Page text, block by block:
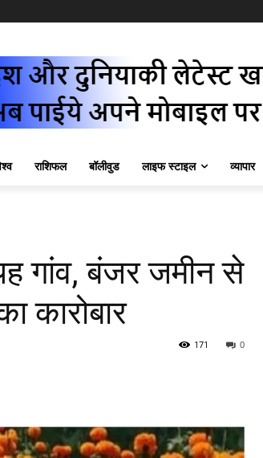
राशिफल बॉलीवुड लाइफ स्टाइल व्यापार
गांव, बंजर जमीन से
कारोबार
0
171